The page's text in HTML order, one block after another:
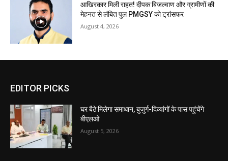
आखिरकार मिली राहत! दीपक बिजल्वाण और ग्रामीणों की
मेहनत से लंबित पुल PMGSY को ट्रांसफर
August 4, 2026
EDITOR PICKS
घर बैठे मिलेगा समाधान, बुजुर्ग-दिव्यांगों के पास पहुंचेंगे
बीएलओ
August 5, 2026